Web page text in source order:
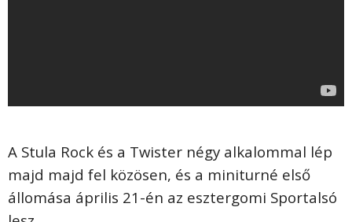
A Stula Rock és a Twister négy alkalommal lép
majd majd fel közösen, és a miniturné első
állomása április 21-én az esztergomi Sportalsó